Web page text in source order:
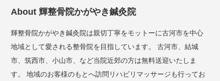
About 輝整骨院かがやき鍼灸院
輝整骨院かがやき鍼灸院は親切丁寧をモットーに古河市を中心
地域として愛される整骨院を目指しています。 古河市、結城
市、筑西市、小山市、など当院近郊の方は無料送迎いたしま
す。 地域のお客様のもとへ訪問リハビリマッサージも行ってお